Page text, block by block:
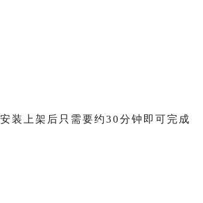
装上架后只需要约30分钟即可完成